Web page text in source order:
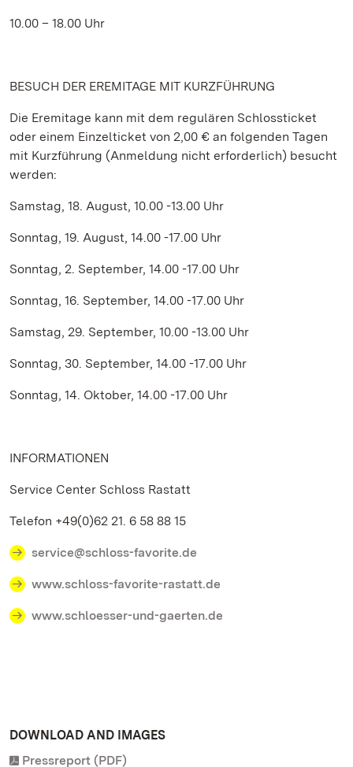
10.00 – 18.00 Uhr
BESUCH DER EREMITAGE MIT KURZFÜHRUNG
Die Eremitage kann mit dem regulären Schlossticket
oder einem Einzelticket von 2,00 € an folgenden Tagen
mit Kurzführung (Anmeldung nicht erforderlich) besucht
werden:
Samstag, 18. August, 10.00 -13.00 Uhr
Sonntag, 19. August, 14.00 -17.00 Uhr
Sonntag, 2. September, 14.00 -17.00 Uhr
Sonntag, 16. September, 14.00 -17.00 Uhr
Samstag, 29. September, 10.00 -13.00 Uhr
Sonntag, 30. September, 14.00 -17.00 Uhr
Sonntag, 14. Oktober, 14.00 -17.00 Uhr
INFORMATIONEN
Service Center Schloss Rastatt
Telefon +49(0)62 21. 6 58 88 15
service@schloss-favorite.de
www.schloss-favorite-rastatt.de
www.schloesser-und-gaerten.de
DOWNLOAD AND IMAGES
Pressreport (PDF)